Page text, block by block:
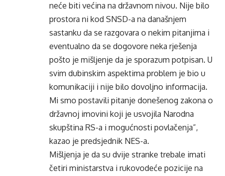
neće biti većina na državnom nivou. Nije bilo
prostora ni kod SNSD-a na današnjem
sastanku da se razgovara o nekim pitanjima i
eventualno da se dogovore neka rješenja
pošto je mišljenje da je sporazum potpisan. U
svim dubinskim aspektima problem je bio u
komunikaciji i nije bilo dovoljno informacija.
Mi smo postavili pitanje donešenog zakona o
državnoj imovini koji je usvojila Narodna
skupština RS-a i mogućnosti povlačenja”,
kazao je predsjednik NES-a.
Mišljenja je da su dvije stranke trebale imati
četiri ministarstva i rukovodeće pozicije na